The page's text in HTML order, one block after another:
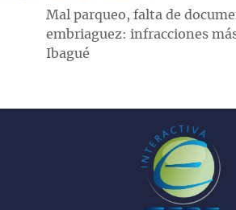
Mal parqueo, falta de
embriaguez: infracciones
Ibagué